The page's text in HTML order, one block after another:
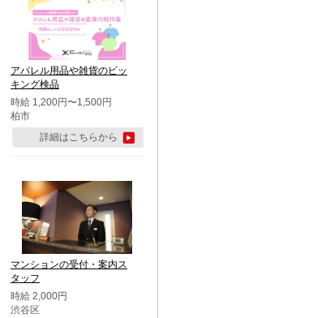
アパレル用品や雑貨のピッ
キング検品
時給 1,200円〜1,500円
柏市
詳細はこちらから
マンションの受付・案内ス
タッフ
時給 2,000円
渋谷区